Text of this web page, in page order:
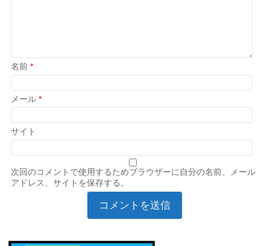
名前*
メール*
サイト
次回のコメントで使用するためブラウザーに自分の名前、メール
アドレス、サイトを保存する。